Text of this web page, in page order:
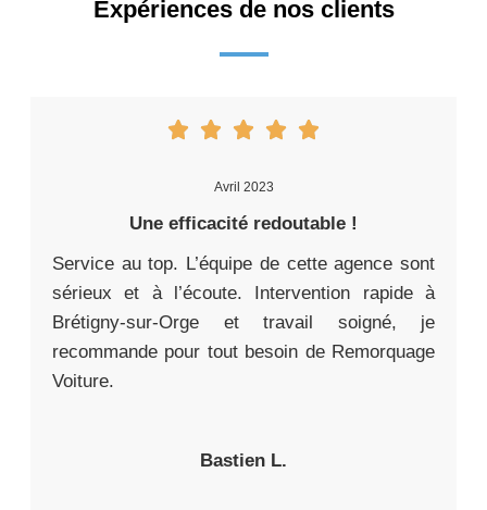
Expériences de nos clients
Avril 2023
Une efficacité redoutable !
Service au top. L’équipe de cette agence sont
sérieux et à l’écoute. Intervention rapide à
Brétigny-sur-Orge et travail soigné, je
recommande pour tout besoin de Remorquage
Voiture.
Bastien L.